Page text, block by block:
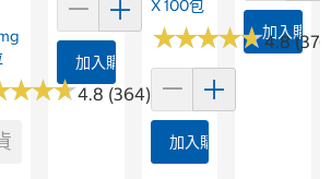
★★★
★★★4.8 (364)
加入購物車
X 100包
★★★★★
★★★★★4.8
加入購物車
加入購物